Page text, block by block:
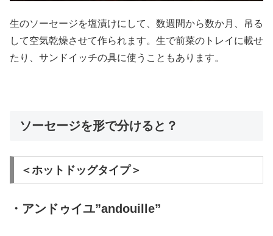
生のソーセージを塩漬けにして、数週間から数か月、吊る
して空気乾燥させて作られます。生で前菜のトレイに載せ
たり、サンドイッチの具に使うこともあります。
ソーセージを形で分けると？
＜ホットドッグタイプ＞
・アンドゥイユ”andouille”